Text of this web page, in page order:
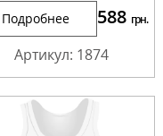
Подробнее 588 грн.
Артикул: 1874